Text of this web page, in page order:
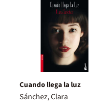
Cuando llega la luz
Sánchez, Clara